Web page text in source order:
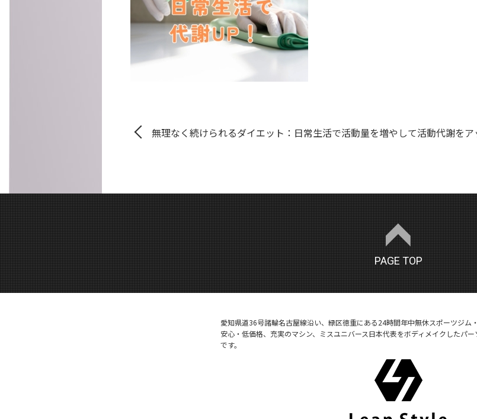
無理なく続けられるダイエッ​​ト：日常生活で活動量を増やして活動代謝をア
PAGE TOP
愛知県道36号諸輪名古屋線沿い、緑区徳重にある24時間年中無休スポーツジム
安心・低価格、充実のマシン、ミスユニバース日本代表をボディメイクしたパ
です。